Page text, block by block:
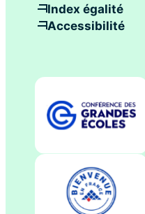
Index égalité
Accessibilité